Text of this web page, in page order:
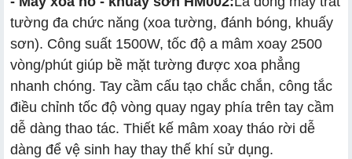
tường đa chức năng (xoa tường, đánh bóng, khuấy
sơn). Công suất 1500W, tốc độ a mâm xoay 2500
vòng/phút giúp bề mặt tường được xoa phẳng
nhanh chóng. Tay cầm cấu tạo chắc chắn, công tắc
điều chỉnh tốc độ vòng quay ngay phía trên tay cầm
dễ dàng thao tác. Thiết kế mâm xoay tháo rời dễ
dàng để vệ sinh hay thay thế khí sử dụng.